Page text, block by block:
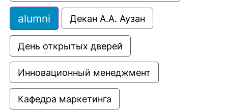
alumni Декан А.А. Аузан
День открытых дверей
Инновационный менеджмент
Кафедра маркетинга